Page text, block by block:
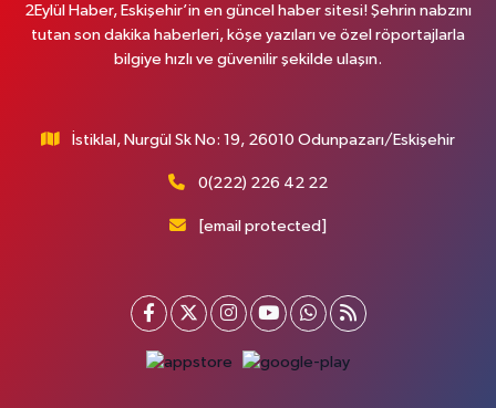
2Eylül Haber, Eskişehir’in en güncel haber sitesi! Şehrin nabzını
tutan son dakika haberleri, köşe yazıları ve özel röportajlarla
bilgiye hızlı ve güvenilir şekilde ulaşın.
İstiklal, Nurgül Sk No: 19, 26010 Odunpazarı/Eskişehir
0(222) 226 42 22
[email protected]